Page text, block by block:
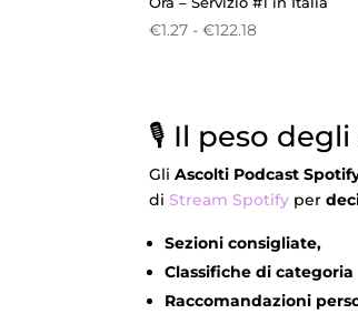
€1.27 - €122.18Fascia
€1.27
€122.18
🎙️ Il peso
GliAscolti Podcast
diStream Spotify per
Sezioni consigliate,
Classifiche di categoria
Raccomandazioni